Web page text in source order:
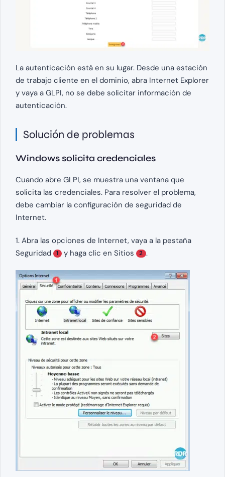
La autenticación está en su lugar. Desde una estación
de trabajo cliente en el dominio, abra Internet Explorer
y vaya a GLPI, no se debe solicitar información de
autenticación.
Solución de problemas
Windows solicita credenciales
Cuando abre GLPI, se muestra una ventana que
solicita las credenciales. Para resolver el problema,
debe cambiar la configuración de seguridad de
Internet.
1. Abra las opciones de Internet, vaya a la pestaña
Seguridad
1 y haga clic en Sitios 2 .